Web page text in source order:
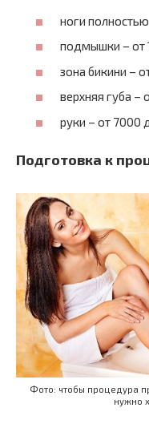
ноги
подмышки – от
зона бикини –
верхняя губа –
руки – от 7000
Подготовка к
Фото: чтобы процедура
нужно